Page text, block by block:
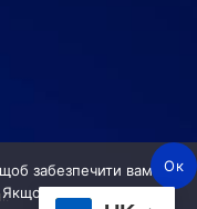
забезпечити вам
Якщо ви продовжите
Ок